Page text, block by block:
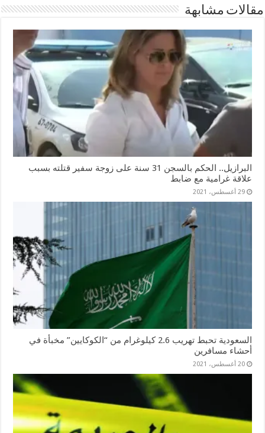
مقالات مشابهة
البرازيل.. الحكم بالسجن 31 سنة على زوجة سفير قتلته بسبب
علاقة غرامية مع ضابط
29 أغسطس، 2021
السعودية تحبط تهريب 2.6 كيلوغرام من “الكوكايين” مخبأة في
أحشاء مسافرين
20 أغسطس، 2021